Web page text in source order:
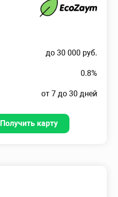
до 30 000 руб.
0.8%
от 7 до 30 дней
Получить карту